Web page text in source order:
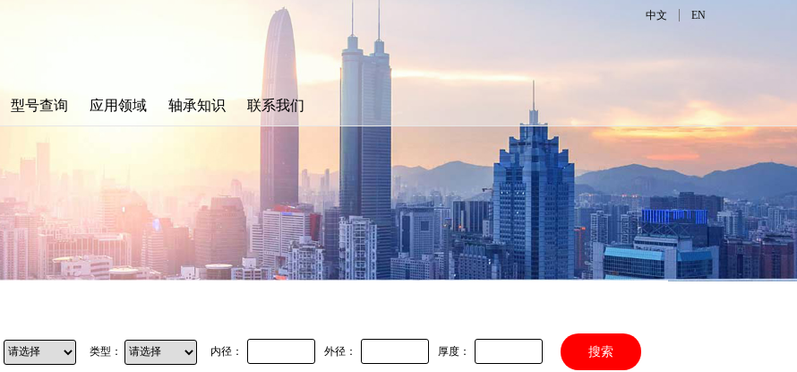
中文 | EN
型号查询 应用领域 轴承知识 联系我们
类型： 内径： 外径： 厚度： 搜索